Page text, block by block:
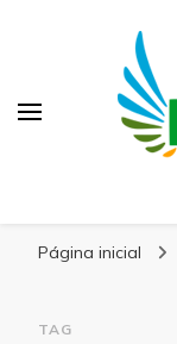
Página inicial
TAG